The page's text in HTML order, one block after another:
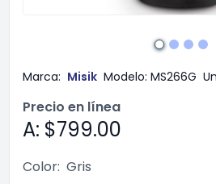
Marca: Misik Modelo: MS266G
Precio en línea
A: $799.00
Color: Gris